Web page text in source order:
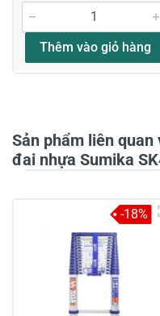
Đánh giá sao
Tiêu đề của nhận xét
Viết nhận xét của
Thêm vào giỏ hàng
Sản phẩm liên
đai nhựa Sumika
-18%